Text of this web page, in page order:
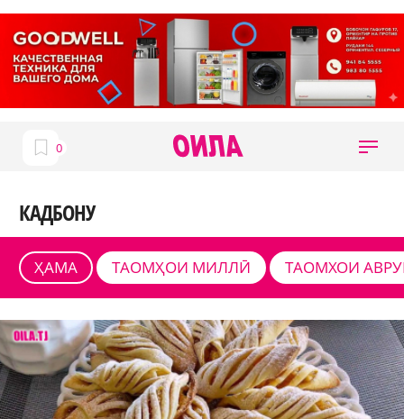
КАДБОНУ
ҲАМА ТАОМҲОИ МИЛЛӢ ТАОМХОИ